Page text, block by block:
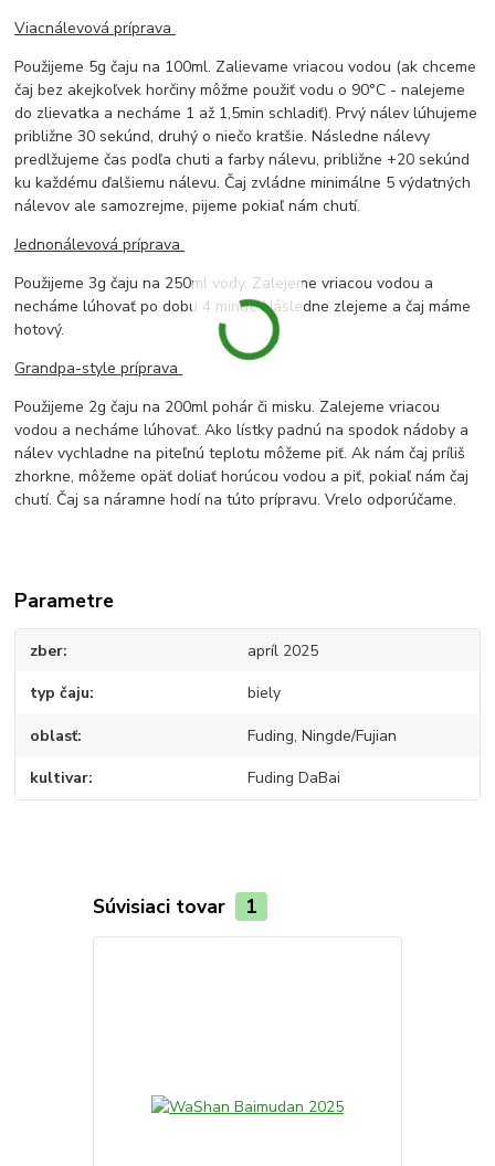
Viacnálevová príprava
Použijeme 5g čaju na 100ml. Zalievame vriacou vodou (ak chceme
čaj bez akejkoľvek horčiny môžme použiť vodu o 90°C - nalejeme
do zlievatka a necháme 1 až 1,5min schladiť). Prvý nálev lúhujeme
približne 30 sekúnd, druhý o niečo kratšie. Následne nálevy
predlžujeme čas podľa chuti a farby nálevu, približne +20 sekúnd
ku každému ďalšiemu nálevu. Čaj zvládne minimálne 5 výdatných
nálevov ale samozrejme, pijeme pokiaľ nám chutí.
Jednonálevová príprava
Použijeme 3g čaju na 250ml vody. Zalejeme vriacou vodou a
necháme lúhovať po dobu 4 minút. Následne zlejeme a čaj máme
hotový.
Grandpa-style príprava
Použijeme 2g čaju na 200ml pohár či misku. Zalejeme vriacou
vodou a necháme lúhovať. Ako lístky padnú na spodok nádoby a
nálev vychladne na piteľnú teplotu môžeme piť. Ak nám čaj príliš
zhorkne, môžeme opäť doliať horúcou vodou a piť, pokiaľ nám čaj
chutí. Čaj sa náramne hodí na túto prípravu. Vrelo odporúčame.
Parametre
zber apríl 2025
typ čaju biely
oblasť Fuding, Ningde/Fujian
kultivar Fuding DaBai
Súvisiaci tovar 1